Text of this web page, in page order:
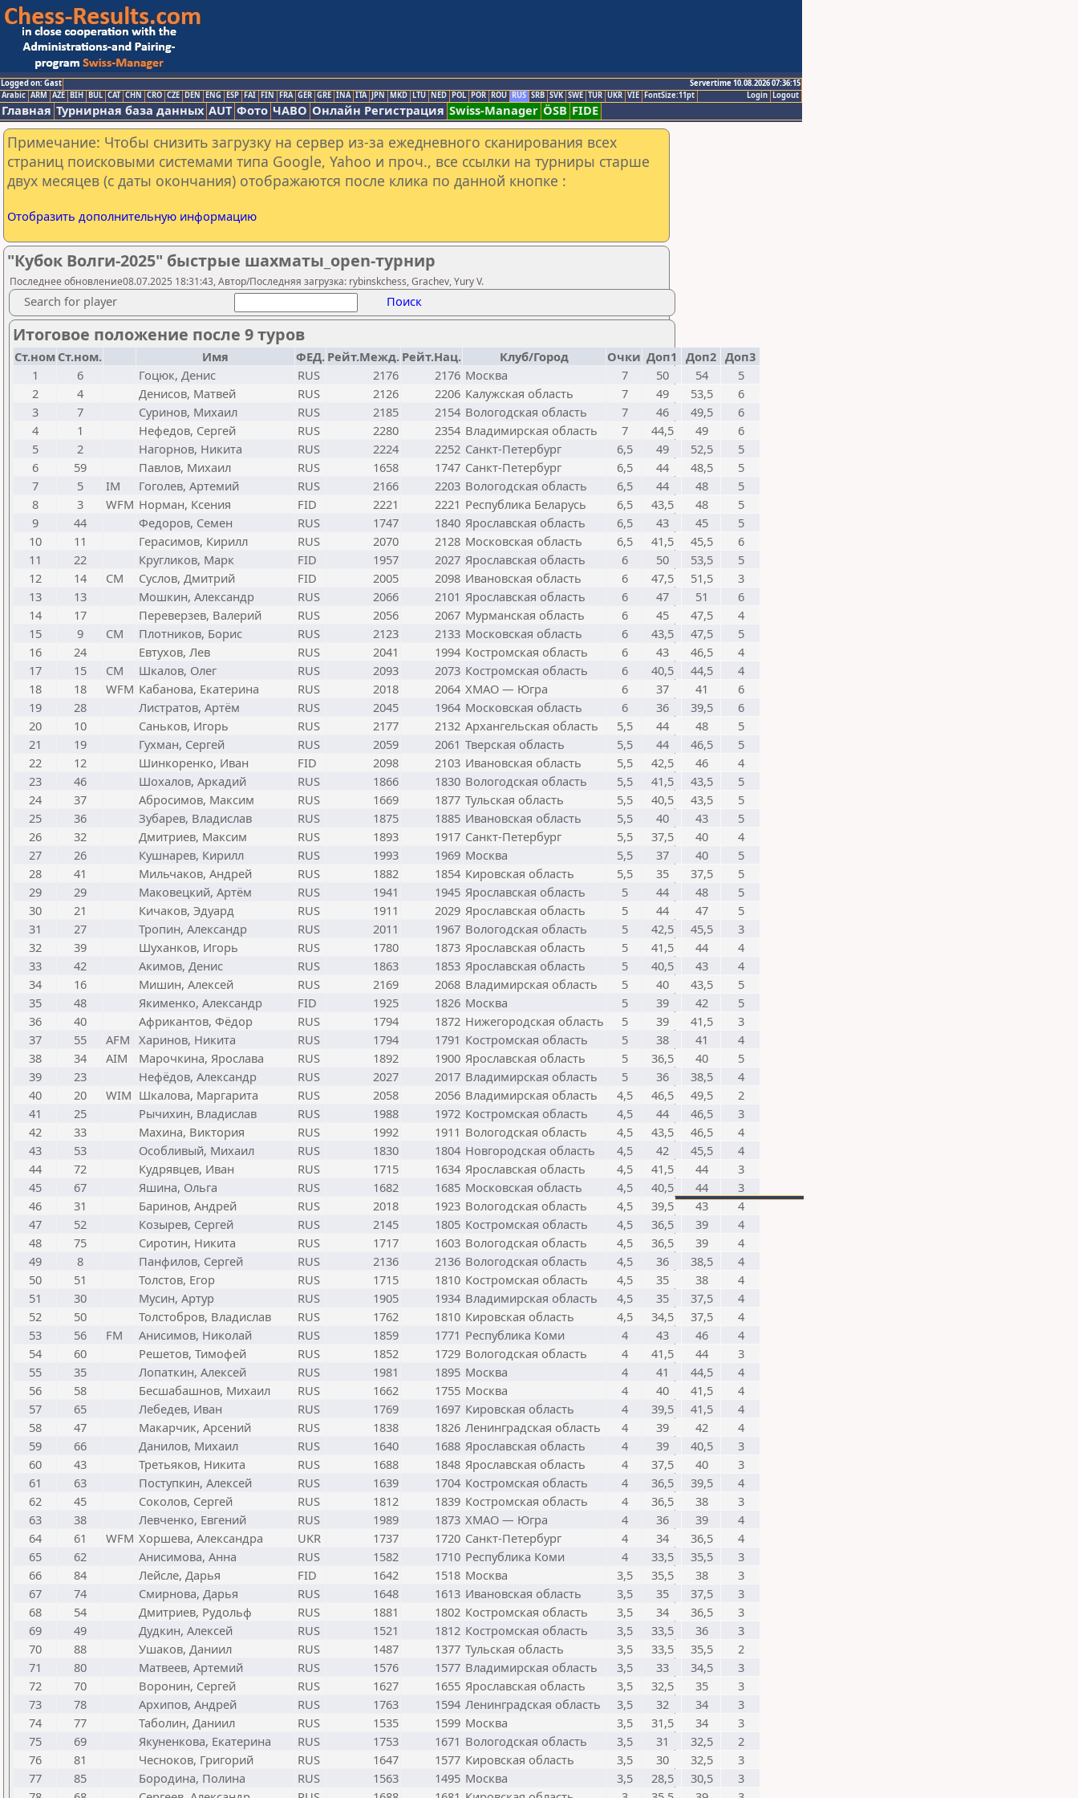
Logged on: Gast
Servertime 10.08.2026 07:36:15
Logout
Login
Arabic ARM AZE BIH BUL CAT CHN CRO CZE DEN ENG ESP FAI FIN FRA GER GRE INA ITA JPN MKD LTU NED POL POR ROU RUS SRB SVK SWE TUR UKR VIE FontSize:11pt
Главная Турнирная база данных AUT Фото ЧАВО Онлайн Регистрация Swiss-Manager ÖSB FIDE
Примечание: Чтобы снизить загрузку на сервер из-за ежедневного сканирования всех
страниц поисковыми системами типа Google, Yahoo и проч., все ссылки на турниры старше
двух месяцев (с даты окончания) отображаются после клика по данной кнопке :
Отобразить дополнительную информацию
"Кубок Волги-2025" быстрые шахматы_open-турнир
Последнее обновление08.07.2025 18:31:43, Автор/Последняя загрузка: rybinskchess, Grachev, Yury V.
Search for player Поиск
Итоговое положение после 9 туров
Ст.ном Ст.ном. Имя ФЕД. Рейт.Межд. Рейт.Нац. Клуб/Город Очки Доп1 Доп2 Доп3
1
6 Гоцюк, Денис RUS 2176 2176 Москва 7 50 54
5
2
4 Денисов, Матвей RUS 2126 2206 Калужская область 7 49 53,5
6
3
7 Суринов, Михаил RUS 2185 2154 Вологодская область 7 46 49,5
6
4
1 Нефедов, Сергей RUS 2280 2354 Владимирская область 7 44,5 49
6
5
2 Нагорнов, Никита RUS 2224 2252 Санкт-Петербург 6,5 49 52,5
5
6
59 Павлов, Михаил RUS 1658 1747 Санкт-Петербург 6,5 44 48,5
5
7
5 IM Гоголев, Артемий RUS 2166 2203 Вологодская область 6,5 44 48
5
8
3 WFM Норман, Ксения FID 2221 2221 Республика Беларусь 6,5 43,5 48
5
9
44 Федоров, Семен RUS 1747 1840 Ярославская область 6,5 43 45
5
10
11 Герасимов, Кирилл RUS 2070 2128 Московская область 6,5 41,5 45,5
6
11
22 Кругликов, Марк FID 1957 2027 Ярославская область 6 50 53,5
5
12
14 CM Суслов, Дмитрий FID 2005 2098 Ивановская область 6 47,5 51,5
3
13
13 Мошкин, Александр RUS 2066 2101 Ярославская область 6 47 51
6
14
17 Переверзев, Валерий RUS 2056 2067 Мурманская область 6 45 47,5
4
15
9 CM Плотников, Борис RUS 2123 2133 Московская область 6 43,5 47,5
5
16
24 Евтухов, Лев RUS 2041 1994 Костромская область 6 43 46,5
4
17
15 CM Шкалов, Олег RUS 2093 2073 Костромская область 6 40,5 44,5
4
18
18 WFM Кабанова, Екатерина RUS 2018 2064 ХМАО — Югра 6 37 41
6
19
28 Листратов, Артём RUS 2045 1964 Московская область 6 36 39,5
6
20
10 Саньков, Игорь RUS 2177 2132 Архангельская область 5,5 44 48
5
21
19 Гухман, Сергей RUS 2059 2061 Тверская область 5,5 44 46,5
5
22
12 Шинкоренко, Иван FID 2098 2103 Ивановская область 5,5 42,5 46
4
23
46 Шохалов, Аркадий RUS 1866 1830 Вологодская область 5,5 41,5 43,5
5
24
37 Абросимов, Максим RUS 1669 1877 Тульская область 5,5 40,5 43,5
5
25
36 Зубарев, Владислав RUS 1875 1885 Ивановская область 5,5 40 43
5
26
32 Дмитриев, Максим RUS 1893 1917 Санкт-Петербург 5,5 37,5 40
4
27
26 Кушнарев, Кирилл RUS 1993 1969 Москва 5,5 37 40
5
28
41 Мильчаков, Андрей RUS 1882 1854 Кировская область 5,5 35 37,5
5
29
29 Маковецкий, Артём RUS 1941 1945 Ярославская область 5 44 48
5
30
21 Кичаков, Эдуард RUS 1911 2029 Ярославская область 5 44 47
5
31
27 Тропин, Александр RUS 2011 1967 Вологодская область 5 42,5 45,5
3
32
39 Шуханков, Игорь RUS 1780 1873 Ярославская область 5 41,5 44
4
33
42 Акимов, Денис RUS 1863 1853 Ярославская область 5 40,5 43
4
34
16 Мишин, Алексей RUS 2169 2068 Владимирская область 5 40 43,5
5
35
48 Якименко, Александр FID 1925 1826 Москва 5 39 42
5
36
40 Африкантов, Фёдор RUS 1794 1872 Нижегородская область 5 39 41,5
3
37
55 AFM Харинов, Никита RUS 1794 1791 Костромская область 5 38 41
4
38
34 AIM Марочкина, Ярослава RUS 1892 1900 Ярославская область 5 36,5 40
5
39
23 Нефёдов, Александр RUS 2027 2017 Владимирская область 5 36 38,5
4
40
20 WIM Шкалова, Маргарита RUS 2058 2056 Владимирская область 4,5 46,5 49,5
2
41
25 Рычихин, Владислав RUS 1988 1972 Костромская область 4,5 44 46,5
3
42
33 Махина, Виктория RUS 1992 1911 Вологодская область 4,5 43,5 46,5
4
43
53 Особливый, Михаил RUS 1830 1804 Новгородская область 4,5 42 45,5
4
44
72 Кудрявцев, Иван RUS 1715 1634 Ярославская область 4,5 41,5 44
3
45
67 Яшина, Ольга RUS 1682 1685 Московская область 4,5 40,5 44
3
46
31 Баринов, Андрей RUS 2018 1923 Вологодская область 4,5 39,5 43
4
47
52 Козырев, Сергей RUS 2145 1805 Костромская область 4,5 36,5 39
4
48
75 Сиротин, Никита RUS 1717 1603 Вологодская область 4,5 36,5 39
4
49
8 Панфилов, Сергей RUS 2136 2136 Вологодская область 4,5 36 38,5
4
50
51 Толстов, Егор RUS 1715 1810 Костромская область 4,5 35 38
4
51
30 Мусин, Артур RUS 1905 1934 Владимирская область 4,5 35 37,5
4
52
50 Толстобров, Владислав RUS 1762 1810 Кировская область 4,5 34,5 37,5
4
53
56 FM Анисимов, Николай RUS 1859 1771 Республика Коми 4 43 46
4
54
60 Решетов, Тимофей RUS 1852 1729 Вологодская область 4 41,5 44
3
55
35 Лопаткин, Алексей RUS 1981 1895 Москва 4 41 44,5
4
56
58 Бесшабашнов, Михаил RUS 1662 1755 Москва 4 40 41,5
4
57
65 Лебедев, Иван RUS 1769 1697 Кировская область 4 39,5 41,5
4
58
47 Макарчик, Арсений RUS 1838 1826 Ленинградская область 4 39 42
4
59
66 Данилов, Михаил RUS 1640 1688 Ярославская область 4 39 40,5
3
60
43 Третьяков, Никита RUS 1688 1848 Ярославская область 4 37,5 40
3
61
63 Поступкин, Алексей RUS 1639 1704 Костромская область 4 36,5 39,5
4
62
45 Соколов, Сергей RUS 1812 1839 Костромская область 4 36,5 38
3
63
38 Левченко, Евгений RUS 1989 1873 ХМАО — Югра 4 36 39
4
64
61 WFM Хоршева, Александра UKR 1737 1720 Санкт-Петербург 4 34 36,5
4
65
62 Анисимова, Анна RUS 1582 1710 Республика Коми 4 33,5 35,5
3
66
84 Лейсле, Дарья FID 1642 1518 Москва 3,5 35,5 38
3
67
74 Смирнова, Дарья RUS 1648 1613 Ивановская область 3,5 35 37,5
3
68
54 Дмитриев, Рудольф RUS 1881 1802 Костромская область 3,5 34 36,5
3
69
49 Дудкин, Алексей RUS 1521 1812 Костромская область 3,5 33,5 36
3
70
88 Ушаков, Даниил RUS 1487 1377 Тульская область 3,5 33,5 35,5
2
71
80 Матвеев, Артемий RUS 1576 1577 Владимирская область 3,5 33 34,5
3
72
70 Воронин, Сергей RUS 1627 1655 Ярославская область 3,5 32,5 35
3
73
78 Архипов, Андрей RUS 1763 1594 Ленинградская область 3,5 32 34
3
74
77 Таболин, Даниил RUS 1535 1599 Москва 3,5 31,5 34
3
75
69 Якуненкова, Екатерина RUS 1753 1671 Вологодская область 3,5 31 32,5
2
76
81 Чесноков, Григорий RUS 1647 1577 Кировская область 3,5 30 32,5
3
77
85 Бородина, Полина RUS 1563 1495 Москва 3,5 28,5 30,5
3